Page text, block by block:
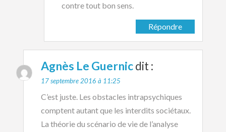
contre tout bon sens.
Répondre
Agnès Le Guernicdit :
17 septembre 2016 à 11:25
C’est juste. Les obstacles intrapsychiques
comptent autant que les interdits sociétaux.
La théorie du scénario de vie de l’analyse